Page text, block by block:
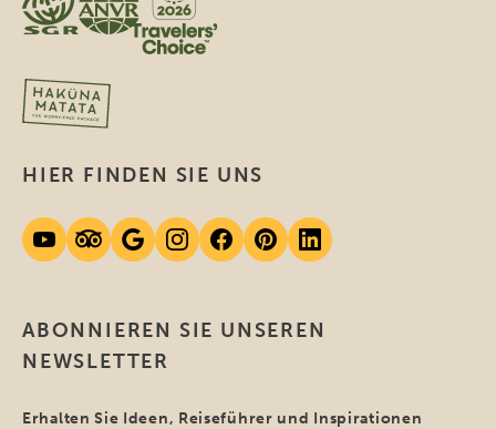
ABONNIEREN SIE UNSEREN
NEWSLETTER
Erhalten Sie Ideen, Reiseführer und Inspirationen
HIER FINDEN SIE UNS